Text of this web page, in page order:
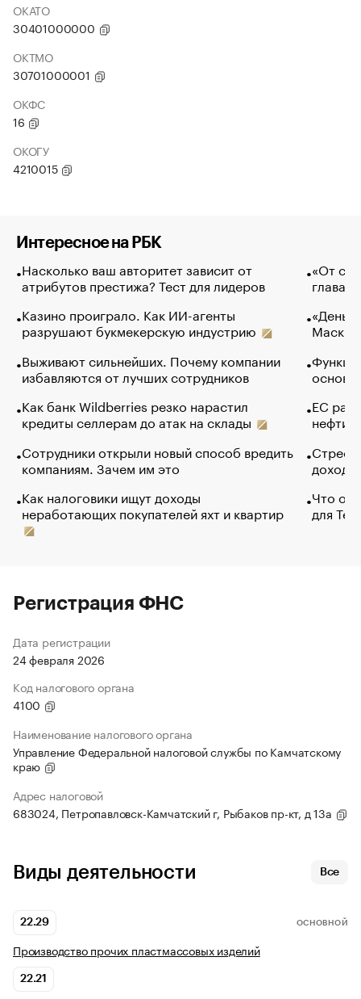
ОКАТО
30401000000
ОКТМО
30701000001
ОКФС
16
ОКОГУ
4210015
Интересное на РБК
Насколько ваш авторитет зависит от
атрибутов престижа? Тест для лидеров
Казино проиграло. Как ИИ-агенты
разрушают букмекерскую индустрию
Выживают сильнейших. Почему компании
избавляются от лучших сотрудников
Как банк Wildberries резко нарастил
кредиты селлерам до атак на склады
Сотрудники открыли новый способ вредить
компаниям. Зачем им это
Как налоговики ищут доходы
неработающих покупателей яхт и квартир
«От
глава
Маск в
основ
ЕС
нефти
Что
для
Регистрация ФНС
Дата регистрации
24 февраля 2026
Код налогового органа
4100
Наименование налогового органа
Управление Федеральной налоговой службы по Камчатскому
краю
Адрес налоговой
683024, Петропавловск-Камчатский г, Рыбаков пр-кт, д 13а
Виды деятельности Все
22.29 ОСНОВНОЙ
Производство прочих пластмассовых изделий
22.21